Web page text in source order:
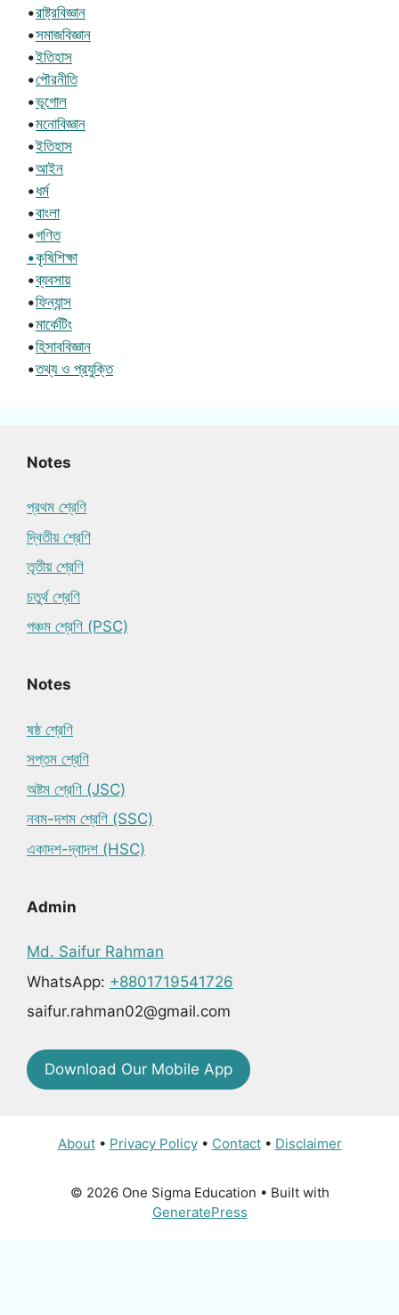
•রাষ্ট্রবিজ্ঞান
•সমাজবিজ্ঞান
•ইতিহাস
•পৌরনীতি
•ভূগোল
•মনোবিজ্ঞান
•ইতিহাস
•আইন
•ধর্ম
•বাংলা
•গণিত
•কৃষিশিক্ষা
•ব্যবসায়
•ফিন্যান্স
•মার্কেটিং
•হিসাববিজ্ঞান
•তথ্য ও প্রযুক্তি
Notes
প্রথম শ্রেণি
দ্বিতীয় শ্রেণি
তৃতীয় শ্রেণি
চতুর্থ শ্রেণি
পঞ্চম শ্রেণি (PSC)
Notes
ষষ্ঠ শ্রেণি
সপ্তম শ্রেণি
অষ্টম শ্রেণি (JSC)
নবম-দশম শ্রেণি (SSC)
একাদশ-দ্বাদশ (HSC)
Admin
Md. Saifur Rahman
WhatsApp: +8801719541726
saifur.rahman02@gmail.com
Download Our Mobile App
About• Privacy Policy• Contact• Disclaimer
© 2026 One Sigma Education • Built with
GeneratePress